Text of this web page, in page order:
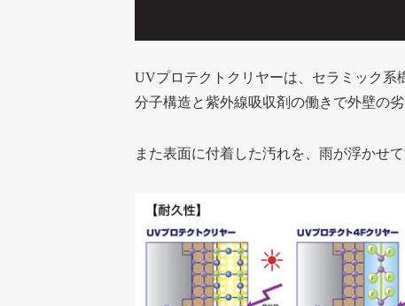
UVプロテクトクリヤーは、セラミック系
分子構造と紫外線吸収剤の働きで外壁の劣
また表面に付着した汚れを、雨が浮かせ